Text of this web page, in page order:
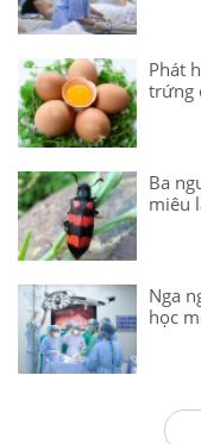
Phát
trứng
Ba
miêu
Nga
học